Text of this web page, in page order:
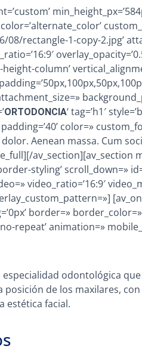
color=’alternate_color’
rectangle-1-copy-2.jpg’
column’
ORTODONCIA‘ tag=’h1′
padding=’40’ color=»
Aenean massa. Cum
av_section][av_section
styling’ scroll_down=»
video_ratio=’16:9′
border=»
repeat’ animation=»
especialidad odontológica
posición de los maxilares,
estética facial.